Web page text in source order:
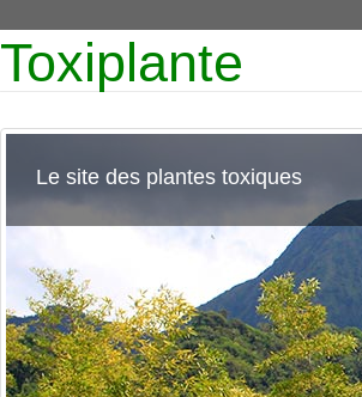
Toxiplante
Le site des plantes toxiques